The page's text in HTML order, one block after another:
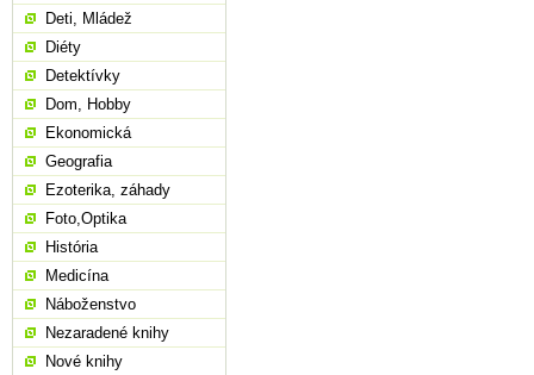
Deti, Mládež
Diéty
Detektívky
Dom, Hobby
Ekonomická
Geografia
Ezoterika, záhady
Foto,Optika
História
Medicína
Náboženstvo
Nezaradené knihy
Nové knihy